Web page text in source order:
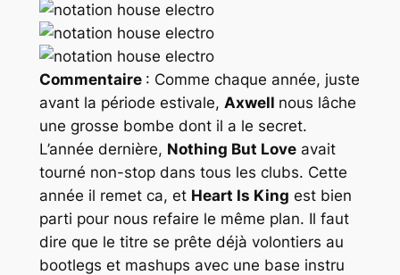
Commentaire : Comme chaque année, juste
avant la période estivale, Axwell nous lâche
une grosse bombe dont il a le secret.
L’année dernière, Nothing But Loveavait
tourné non-stop dans tous les clubs. Cette
année il remet ca, et Heart Is King est bien
parti pour nous refaire le même plan. Il faut
dire que le titre se prête déjà volontiers au
bootlegs et mashups avec une base instru